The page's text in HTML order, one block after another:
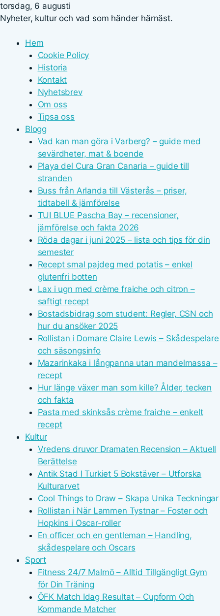
torsdag, 6 augusti
Nyheter, kultur och vad som händer härnäst.
Hem
Cookie Policy
Historia
Kontakt
Nyhetsbrev
Om oss
Tipsa oss
Blogg
Vad kan man göra i Varberg? – guide med
sevärdheter, mat & boende
Playa del Cura Gran Canaria – guide till
stranden
Buss från Arlanda till Västerås – priser,
tidtabell & jämförelse
TUI BLUE Pascha Bay – recensioner,
jämförelse och fakta 2026
Röda dagar i juni 2025 – lista och tips för din
semester
Recept smal pajdeg med potatis – enkel
glutenfri botten
Lax i ugn med crème fraiche och citron –
saftigt recept
Bostadsbidrag som student: Regler, CSN och
hur du ansöker 2025
Rollistan i Domare Claire Lewis – Skådespelare
och säsongsinfo
Mazarinkaka i långpanna utan mandelmassa –
recept
Hur länge växer man som kille? Ålder, tecken
och fakta
Pasta med skinksås crème fraiche – enkelt
recept
Kultur
Vredens druvor Dramaten Recension – Aktuell
Berättelse
Antik Stad I Turkiet 5 Bokstäver – Utforska
Kulturarvet
Cool Things to Draw – Skapa Unika Teckningar
Rollistan i När Lammen Tystnar – Foster och
Hopkins i Oscar-roller
En officer och en gentleman – Handling,
skådespelare och Oscars
Sport
Fitness 24/7 Malmö – Alltid Tillgängligt Gym
för Din Träning
ÖFK Match Idag Resultat – Cupform Och
Kommande Matcher